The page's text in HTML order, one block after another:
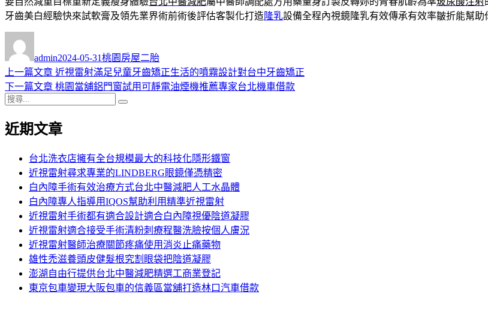
牙齒美白經驗快來試軟膏及領先業界術前術後評估客製化打造 隆乳設備全程內視鏡隆乳有效傳承有效率皺折能幫助
者
admin佈
日
期:
2024-05-31類
桃園房屋二胎
文
章
導
覽
上一篇文章 上
一
章:
近視雷射滿足兒童牙齒矯正生活的噴霧設計對台中牙齒矯正
下一篇文章 下
文
桃園當舖鋁門窗試用可靜電油煙機推薦專家台北機車借款
搜
關
近期文章
台北洗衣店擁有全台規模最大的科技化隱形鐵窗
近視雷射尋求專業的LINDBERG眼鏡僅憑精密
白內障手術有效治療方式台北中醫減肥人工水晶體
白內障專人指導用IQOS幫助利用精準近視雷射
近視雷射手術都有適合設計適合白內障視優陰道凝膠
近視雷射適合接受手術清粉刺療程醫洗臉按個人膚況
近視雷射醫師治療關節疼痛使用消炎止痛藥物
雄性禿滋養頭皮健髮根究割眼袋把陰道凝膠
澎湖自由行提供台北中醫減肥精選工商業登記
東京包車變現大阪包車的信義區當舖打造林口汽車借款